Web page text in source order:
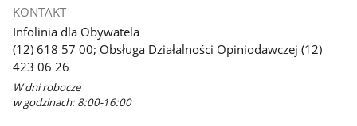
KONTAKT
Infolinia dla Obywatela
(12) 618 57 00; Obsługa Działalności Opiniodawczej (12)
423 06 26
W dni robocze
w godzinach: 8:00-16:00